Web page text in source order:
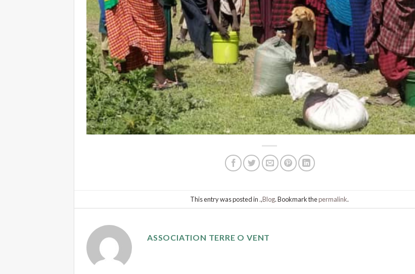
This entry was posted in.,Blog. Bookmark thepermalink.
ASSOCIATION TERRE O VENT